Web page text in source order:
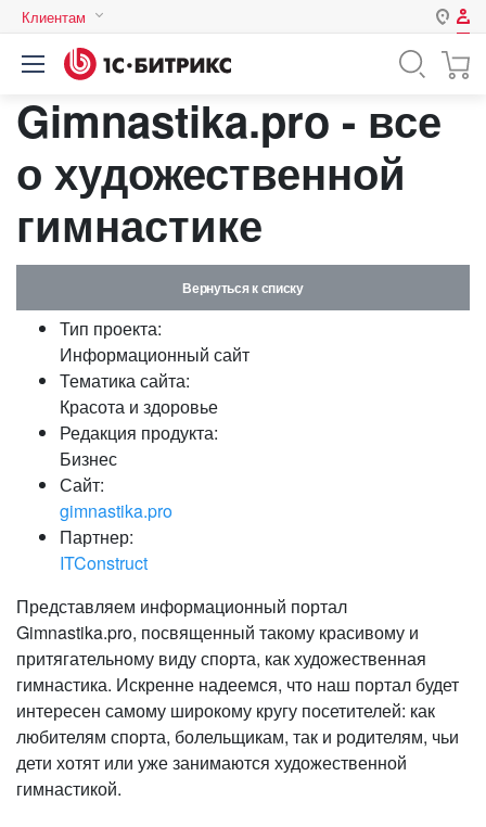
Клиентам
Казахстан
Авторизация
Нет аккаунта?
Логин
Пароль
Запомнить меня на этом
Забыли свой пароль?
Gimnastika.pro - все
о художественной
гимнастике
Вернуться к списку
Тип проекта:
Информационный сайт
Тематика сайта:
Красота и здоровье
Редакция продукта:
Бизнес
Сайт:
gimnastika.pro
Партнер:
ITConstruct
Представляем информационный портал
Gimnastika.pro, посвященный такому красивому и
притягательному виду спорта, как художественная
гимнастика. Искренне надеемся, что наш портал будет
интересен самому широкому кругу посетителей: как
любителям спорта, болельщикам, так и родителям, чьи
дети хотят или уже занимаются художественной
гимнастикой.